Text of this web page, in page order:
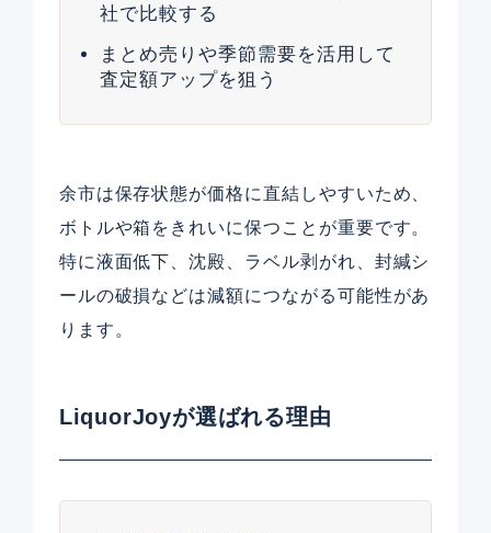
社で比較する
まとめ売りや季節需要を活用して
査定額アップを狙う
余市は保存状態が価格に直結しやすいため、
ボトルや箱をきれいに保つことが重要です。
特に液面低下、沈殿、ラベル剥がれ、封緘シ
ールの破損などは減額につながる可能性があ
ります。
LiquorJoyが選ばれる理由